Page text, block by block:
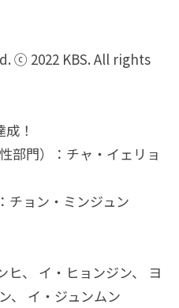
ⓒ 2022 KBS. All rights
！
部門）：チャ・イェリョ
チョン・ミンジュン
ヒ、 イ・ヒョンジン、 ヨ
、 イ・ジュンムン